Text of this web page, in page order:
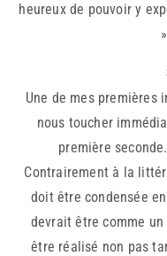
heureux de pouvoir y
Une de mes premières
nous toucher
première
Contrairement à la
doit être condensée
devrait être comme
être réalisé non pas